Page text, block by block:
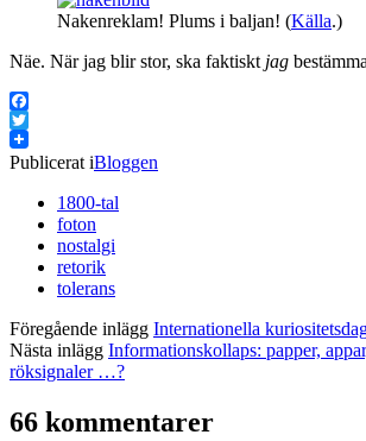
Nakenreklam! Plums i baljan! (Källa.)
Näe. När jag blir stor, ska faktiskt jag
Facebook
Twitter
Publicerat iBloggen
1800-tal
foton
nostalgi
retorik
tolerans
Föregående inlägg Internationella
Nästa inlägg Informationskollaps: papper,
röksignaler …?
66 kommentarer